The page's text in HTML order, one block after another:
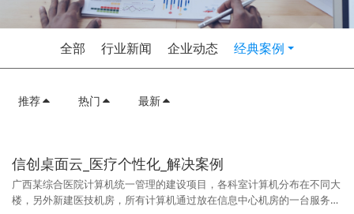
全部 行业新闻 企业动态 经典案例
推荐 热门 最新
信创桌面云_医疗个性化_解决案例
广西某综合医院计算机统一管理的建设项目，各科室计算机分布在不同大
楼，另外新建医技机房，所有计算机通过放在信息中心机房的一台服务器